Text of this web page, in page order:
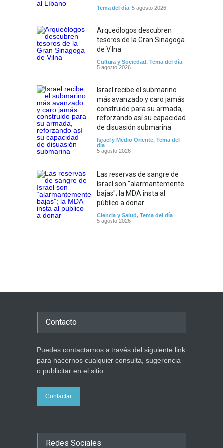
Tema del día 5 agosto 2026
Arqueólogos descubren
tesoros de la Gran Sinagoga
de Vilna
Cultura y Sociedad, Tema del día
5 agosto 2026
Israel recibe el submarino
más avanzado y caro jamás
construido para su armada,
reforzando así su capacidad
de disuasión submarina
Israel y Medio Oriente, Tema del
día
5 agosto 2026
Las reservas de sangre de
Israel son "alarmantemente
bajas"; la MDA insta al
público a donar
Ciencia y Salud, Tema del día
5 agosto 2026
Contacto
Puedes contactarnos a través del siguiente link
para hacernos cualquier consulta, sugerencia
o publicitar en el sitio.
Contactar
Redes Sociales